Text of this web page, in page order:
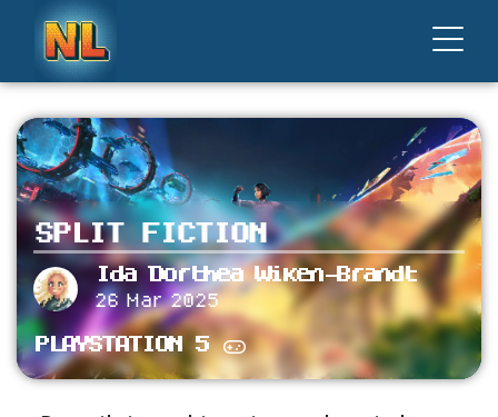
SPLIT FICTION
Ida Dorthea Wiken-Brandt
26 Mar 2025
PLAYSTATION 5